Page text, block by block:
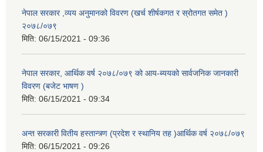
नेपाल सरकार ,व्यय अनुमानको विवरण (खर्च शीर्षकगत र स्रोतगत समेत )
२०७८/०७९
मिति: 06/15/2021 - 09:36
नेपाल सरकार, आर्थिक वर्ष २०७८/०७९ को आय-ब्ययको सार्वजनिक जानकारी
विवरण (बजेट भाषण )
मिति: 06/15/2021 - 09:34
अन्त सरकारी वितीय हस्तान्त्र्ण (प्रदेश र स्थानिय तह )आर्थिक वर्ष २०७८/०७९
मिति: 06/15/2021 - 09:26